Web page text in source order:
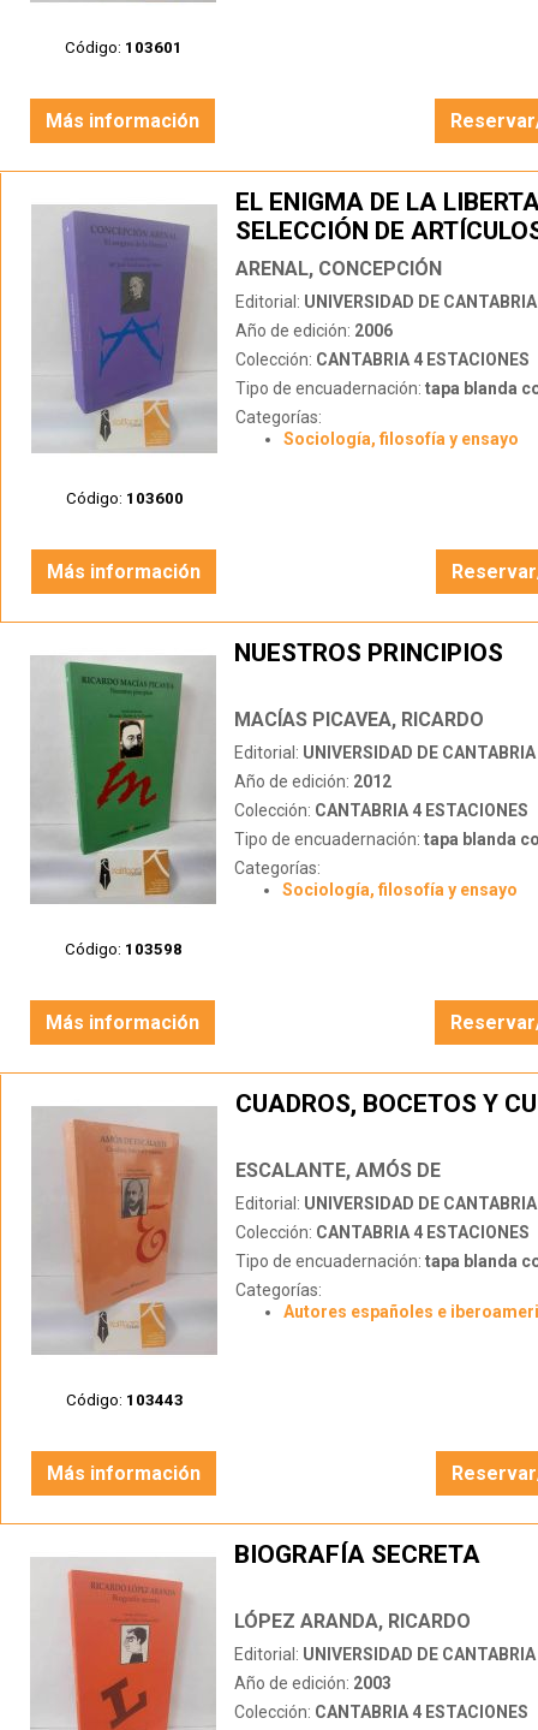
Código: 103601
Más información
Código: 103600
EL ENIGMA DE LA
SELECCIÓN DE
ARENAL, CONCEPCIÓN
Editorial: UNIVERSIDAD DE CANTABRIA
Año de edición: 2006
Colección: CANTABRIA 4 ESTACIONES
Tipo de encuadernación: tapa blanda
Categorías:
Sociología, filosofía y ensayo
Más información
Código: 103598
NUESTROS PRINCIPIOS
MACÍAS PICAVEA, RICARDO
Editorial: UNIVERSIDAD DE CANTABRIA
Año de edición: 2012
Colección: CANTABRIA 4 ESTACIONES
Tipo de encuadernación: tapa blanda
Categorías:
Sociología, filosofía y ensayo
Más información
Código: 103443
CUADROS, BOCETOS Y
ESCALANTE, AMÓS DE
Editorial: UNIVERSIDAD DE CANTABRIA
Colección: CANTABRIA 4 ESTACIONES
Tipo de encuadernación: tapa blanda
Categorías:
Autores españoles e
Más información
BIOGRAFÍA SECRETA
LÓPEZ ARANDA, RICARDO
Editorial: UNIVERSIDAD DE CANTABRIA
Año de edición: 2003
Colección: CANTABRIA 4 ESTACIONES